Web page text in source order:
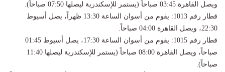
ويصل القاهرة 03:45 صباحاً (يستمر للإسكندرية ليصلها 07:50 صباحاً).
قطار رقم 1013: يقوم من أسوان الساعة 13:30 ظهراً، يصل أسيوط
22:30، ويصل القاهرة 04:00 صباحاً.
قطار رقم 1015: يقوم من أسوان الساعة 17:30، يصل أسيوط 01:45
صباحاً، ويصل القاهرة 08:00 صباحاً (يستمر للإسكندرية ليصلها 11:40
صباحاً).